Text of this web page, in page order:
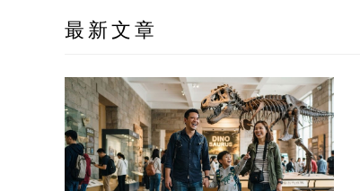
最新文章